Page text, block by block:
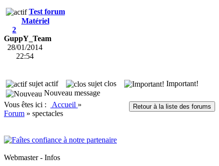
Test forum
Matériel
2
GuppY_Team
28/01/2014
22:54
sujet actif sujet clos
Important!
Nouveau message
Retour à la liste des forums
Vous êtes ici : Accueil »
Forum » spectacles
Webmaster - Infos